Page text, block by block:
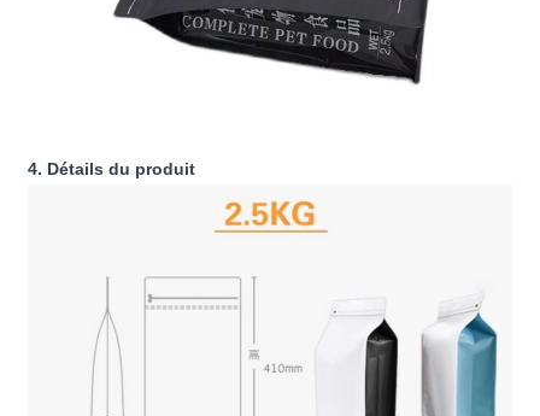
4. Détails du produit